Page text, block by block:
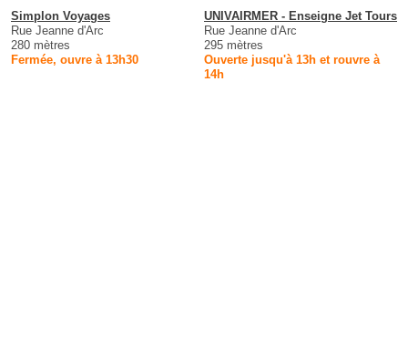
Simplon Voyages
Rue Jeanne d'Arc
280 mètres
Fermée, ouvre à 13h30
UNIVAIRMER - Enseigne Jet Tours
Rue Jeanne d'Arc
295 mètres
Ouverte jusqu'à 13h et rouvre à
14h